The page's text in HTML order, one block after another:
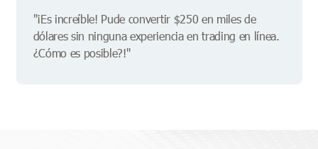
"¡Es increíble! Pude convertir $250 en miles de
dólares sin ninguna experiencia en trading en línea.
¿Cómo es posible?!"